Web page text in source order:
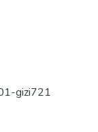
gizi721